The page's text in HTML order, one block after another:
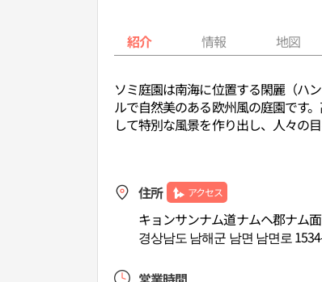
紹介 情報 地図
ソミ庭園は南海に位置する閑麗（ハ
ルで自然美のある欧州風の庭園です
して特別な風景を作り出し、人々の
住所 アクセス
キョンサンナム道ナムヘ郡ナム
경상남도 남해군 남면 남면로